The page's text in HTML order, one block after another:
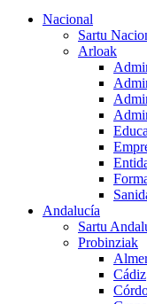
Nacional
Sartu
Arloak
Andalucía
Sartu
Probinziak
Cádiz